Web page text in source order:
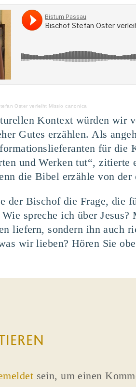
Oster verleiht Missio canonica
Kontext würden wir
Gutes erzählen. Als
für die
und Werken tut“, zitierte
die Bibel erzähle von
der Bischof die Frage, die
spreche ich über
liefern, sondern ihn auch
wir lieben? Hören Sie
sein, um einen